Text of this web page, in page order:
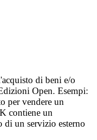
di beni e/o
Open. Esempi:
per vendere un
contiene un
un servizio esterno